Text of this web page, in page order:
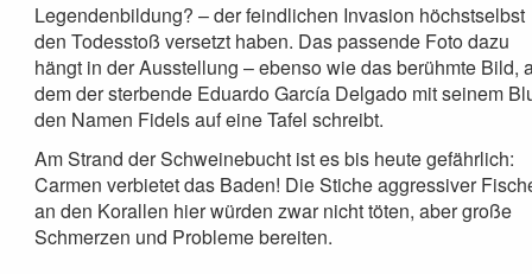
Legendenbildung? – der feindlichen Invasion höchstselbst
den Todesstoß versetzt haben. Das passende Foto dazu
hängt in der Ausstellung – ebenso wie das berühmte Bild,
dem der sterbende Eduardo García Delgado mit seinem
den Namen Fidels auf eine Tafel schreibt.
Am Strand der Schweinebucht ist es bis heute gefährlich:
Carmen verbietet das Baden! Die Stiche aggressiver
an den Korallen hier würden zwar nicht töten, aber große
Schmerzen und Probleme bereiten.